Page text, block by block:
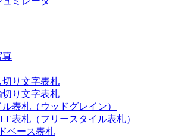
真
切り文字表札
切り文字表札
表札（ウッドグレイン）
表札（フリースタイル表札）
ベース表札